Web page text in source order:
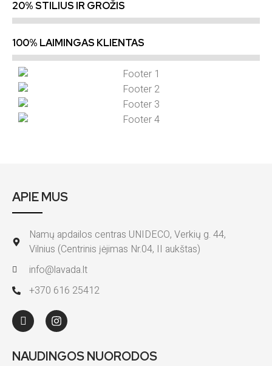
20% STILIUS IR GROŽIS
100% LAIMINGAS KLIENTAS
APIE MUS
Namų apdailos centras UNIDECO, Verkių g. 44,
Vilnius (Centrinis įėjimas Nr.04, II aukštas)
info@lavada.lt
+370 616 25412
NAUDINGOS NUORODOS